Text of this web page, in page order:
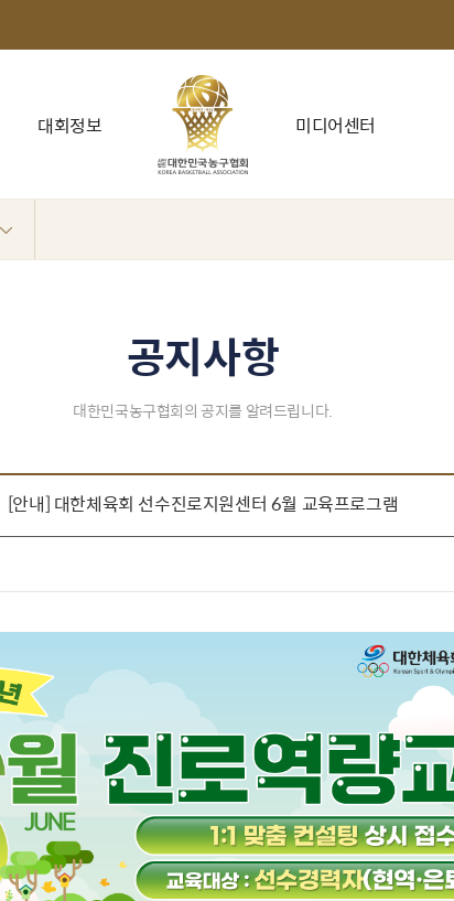
대회정보 미디어센터
공지사항
대한민국농구협회의 공지를 알려드립니다.
[안내] 대한체육회 선수진로지원센터 6월 교육프로그램